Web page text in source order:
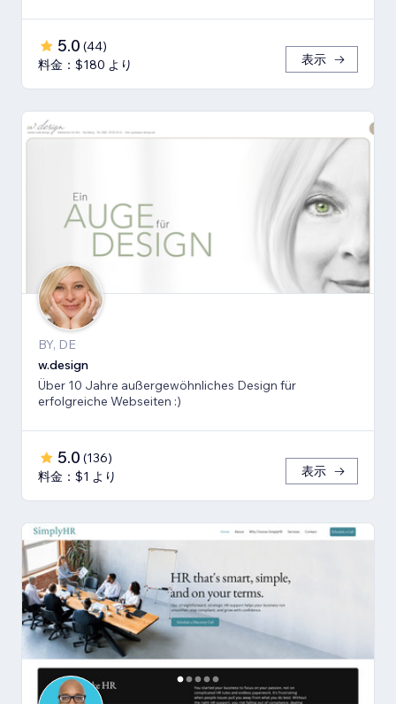
5.0 (44)
料金：$180 より
表示
BY, DE
w.design
Über 10 Jahre außergewöhnliches Design für
erfolgreiche Webseiten :)
5.0 (136)
料金：$1 より
表示